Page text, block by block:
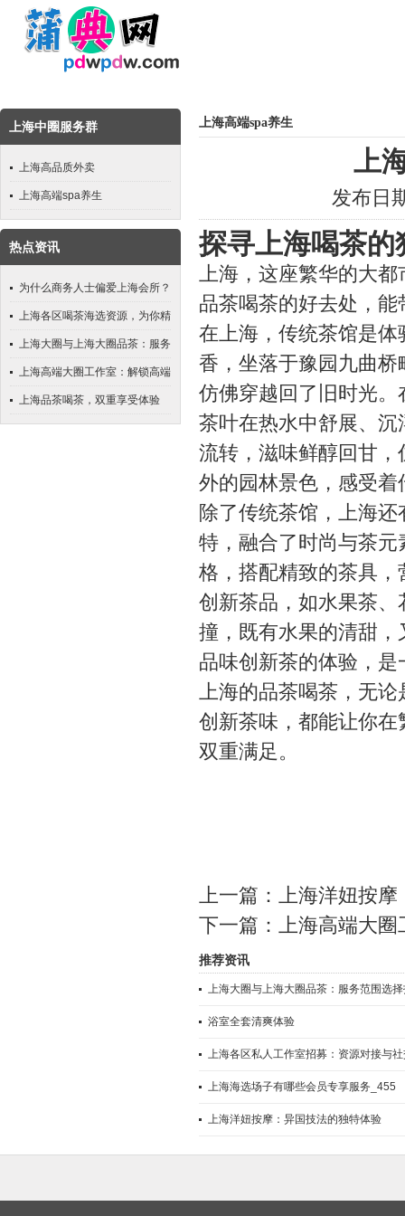
上海中圈服务群
上海高品质外卖
上海高端spa养生
热点资讯
为什么商务人士偏爱上海会所？
上海各区喝茶海选资源，为你精
准筛选
上海大圈与上海大圈品茶：服务
范围选择指南
上海高端大圈工作室：解锁高端
生活新方式
上海品茶喝茶，双重享受体验
上海高端spa养生
上
发布日
探寻上海喝茶的
上海，这座繁华的大
品茶喝茶的好去处，
在上海，传统茶馆是
香，坐落于豫园九曲
仿佛穿越回了旧时光
茶叶在热水中舒展、
流转，滋味鲜醇回甘
外的园林景色，感受
除了传统茶馆，上海
特，融合了时尚与茶
格，搭配精致的茶具
创新茶品，如水果茶
撞，既有水果的清甜
品味创新茶的体验，
上海的品茶喝茶，无
创新茶味，都能让你
双重满足。
上一篇： 上海洋妞按摩
下一篇： 上海高端大圈
推荐资讯
上海大圈与上海大圈品茶：服务范围选
浴室全套清爽体验
上海各区私人工作室招募：资源对接与
上海海选场子有哪些会员专享服务_455
上海洋妞按摩：异国技法的独特体验